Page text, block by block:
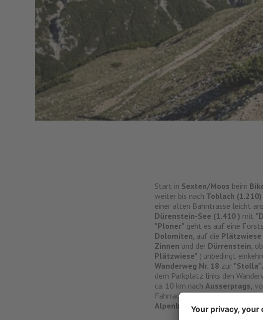
Start in Sexten/Moos beim
weiter bis nach Toblach (1.210)
einer alten Bahntrasse leicht
Dürenstein-See (1.410 ) mit
"Ploner" geht es auf eine
Dolomiten , auf die Plätzwiese
Zinnen und der Dürrenstein ,
Plätzwiese" ( unbedingt
Wanderweg Nr. 18 zur "Stolla"
dem Parkplatz links den
ca. 10 km nach Ausserprags,
Fahrradweg Richtung
Alpenblick ****szurück.